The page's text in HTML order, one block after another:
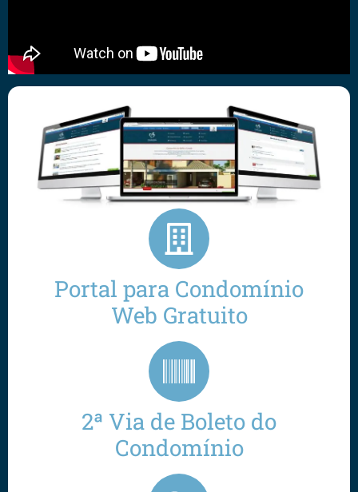
Portal para Condomínio
Web Gratuito
2ª Via de Boleto do
Condomínio